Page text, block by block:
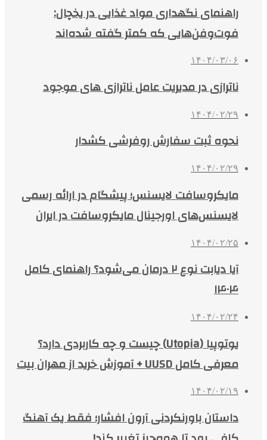
راهنمای نگهداری مواد غذایی در یخچال:
فوت‌وفن‌هایی که کمتر گفته شده‌اند
۱۴۰۴/۰۳/۰۶
ناترازی در مدیریت عامل ناترازی های موجود
۱۴۰۴/۰۲/۲۹
نحوه ثبت سفارش روفرشی کشدار
۱۴۰۴/۰۲/۲۹
مایکروسافت لایسنس؛ پیشگام در ارائه رسمی
لایسنس‌های اورجینال مایکروسافت در ایران
۱۴۰۴/۰۲/۲۵
آیا دیابت نوع ۲ درمان می‌شود؟ راهنمای کامل
۱۴۰۴
۱۴۰۴/۰۲/۲۴
یوتوپیا (Utopia) چیست و چه کاربردی دارد؟
معرفی کامل UUSD + آموزش خرید از مهران بیت
۱۴۰۴/۰۲/۱۹
داستان باورنکردنی آرون افشار؛ فقط یک آهنگ